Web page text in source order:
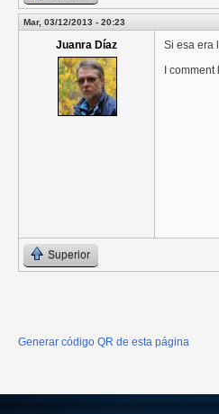
Mar, 03/12/2013 - 20:23
Juanra Díaz
Si esa era
I
Superior
Generar código QR de esta página